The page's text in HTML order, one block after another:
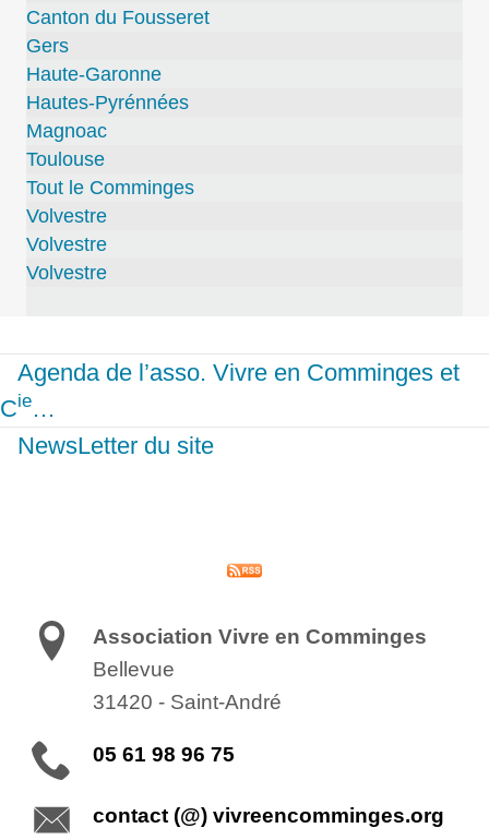
Canton du Fousseret
Gers
Haute-Garonne
Hautes-Pyrénnées
Magnoac
Toulouse
Tout le Comminges
Volvestre
Volvestre
Volvestre
Agenda de l’asso. Vivre en Comminges et
Cie…
NewsLetter du site
Association Vivre en Comminges
Bellevue
31420 - Saint-André
05 61 98 96 75
contact (@) vivreencomminges.org